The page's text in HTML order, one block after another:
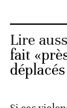
Lire
fait